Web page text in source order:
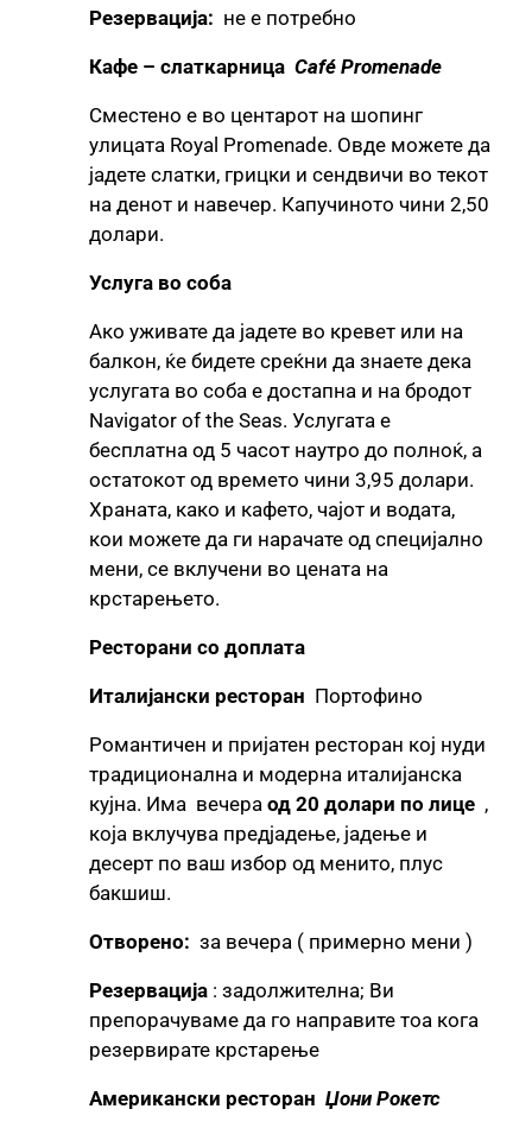
Резервација: не е потребно
Кафе – слаткарница Café Promenade
Сместено е во центарот на шопинг
улицата Royal Promenade. Овде можете да
јадете слатки, грицки и сендвичи во текот
на денот и навечер. Капучиното чини 2,50
долари.
Услуга во соба
Ако уживате да јадете во кревет или на
балкон, ќе бидете среќни да знаете дека
услугата во соба е достапна и на бродот
Navigator of the Seas. Услугата е
бесплатна од 5 часот наутро до полноќ, а
остатокот од времето чини 3,95 долари.
Храната, како и кафето, чајот и водата,
кои можете да ги нарачате од специјално
мени, се вклучени во цената на
крстарењето.
Ресторани со доплата
Италијански ресторан Портофино
Романтичен и пријатен ресторан кој нуди
традиционална и модерна италијанска
кујна. Има вечера од 20 долари по лице ,
која вклучува предјадење, јадење и
десерт по ваш избор од менито, плус
бакшиш.
Отворено: за вечера ( примерно мени )
Резервација : задолжителна; Ви
препорачуваме да го направите тоа кога
резервирате крстарење
Американски ресторан Џони Рокетс